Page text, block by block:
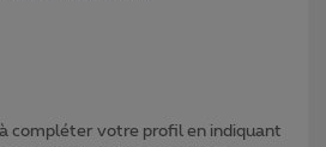
compléter votre profil en indiquant